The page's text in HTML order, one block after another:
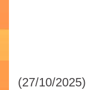
(27/10/2025)